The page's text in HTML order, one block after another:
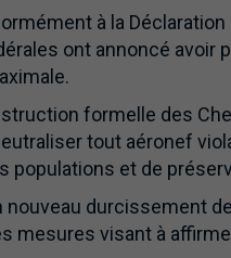
à la
ont annoncé avoir
formelle des
tout aéronef
populations et de
durcissement
mesures visant à